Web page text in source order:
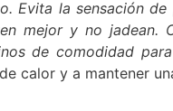
Evita la sensación
mejor y no jadean.
de comodidad
calor y a mantener